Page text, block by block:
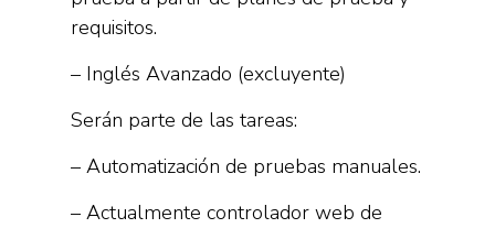
requisitos.
– Inglés Avanzado (excluyente)
Serán parte de las tareas:
– Automatización de pruebas manuales.
– Actualmente controlador web de